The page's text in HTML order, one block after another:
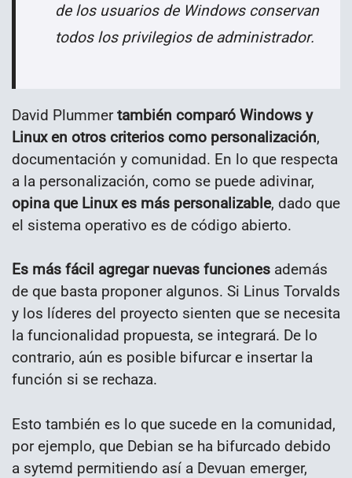
de los usuarios de Windows conservan
todos los privilegios de administrador.
David Plummertambién comparó Windows y
Linux en otros criterios como personalización,
documentación y comunidad. En lo que respecta
a la personalización, como se puede adivinar,
opina que Linux es más personalizable, dado que
el sistema operativo es de código abierto.
Es más fácil agregar nuevas funciones además
de que basta proponer algunos. Si Linus Torvalds
y los líderes del proyecto sienten que se necesita
la funcionalidad propuesta, se integrará. De lo
contrario, aún es posible bifurcar e insertar la
función si se rechaza.
Esto también es lo que sucede en la comunidad,
por ejemplo, que Debian se ha bifurcado debido
a sytemd permitiendo así a Devuan emerger,